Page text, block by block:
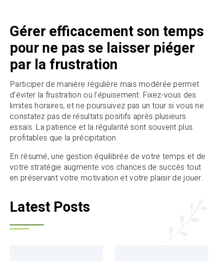
Gérer efficacement son temps
pour ne pas se laisser piéger
par la frustration
Participer de manière régulière mais modérée permet
d’éviter la frustration ou l’épuisement. Fixez-vous des
limites horaires, et ne poursuivez pas un tour si vous ne
constatez pas de résultats positifs après plusieurs
essais. La patience et la régularité sont souvent plus
profitables que la précipitation.
En résumé, une gestion équilibrée de votre temps et de
votre stratégie augmente vos chances de succès tout
en préservant votre motivation et votre plaisir de jouer.
Latest Posts